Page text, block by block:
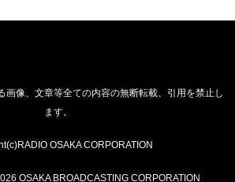
画像、文章等全ての内容の無断転載、引用を禁止し
ます。
OSAKA CORPORATION
OSAKA BROADCASTING CORPORATION